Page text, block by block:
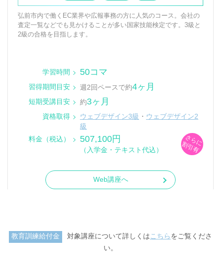
弘前市内で働くEC業界や広報事務の方に人気のコース。会社の
査定一覧などでも見かけることが多い国家技能検定です。3級と
2級の合格を目指します。
学習時間 50コマ
習得期間目安 週2回ペースで約4ヶ月
短期受講目安 約3ヶ月
資格取得 ウェブデザイン3級 ・ ウェブデザイン2
級
料金（税込）
507,100円
（入学金・テキスト代込）
さらに
割引有
Web講座へ
教育訓練給付金 対象講座について詳しくはこちらをご覧くださ
い。